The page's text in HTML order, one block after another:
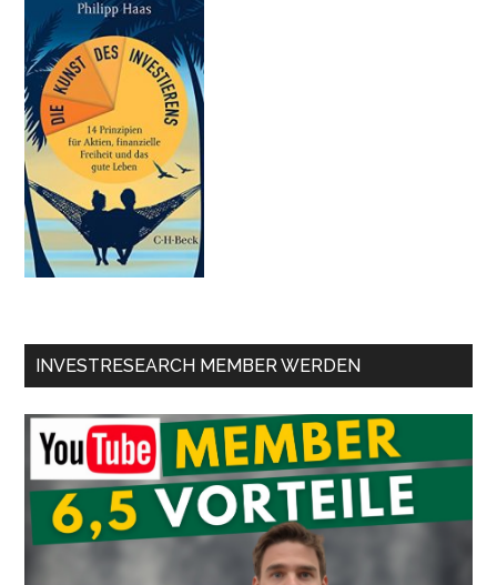
INVESTRESEARCH MEMBER WERDEN